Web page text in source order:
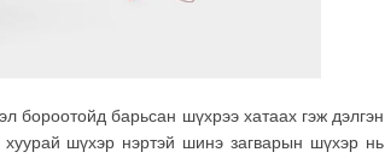
бороотойд барьсан шүхрээ хатаах гэж дэлгэн
шүхэр нэртэй шинэ загварын шүхэр нь